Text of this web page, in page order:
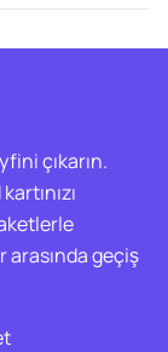
çıkarın.
arasında geçiş